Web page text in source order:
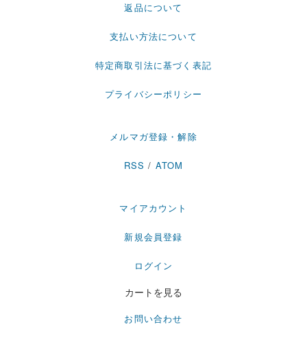
返品について
支払い方法について
特定商取引法に基づく表記
プライバシーポリシー
メルマガ登録・解除
RSS / ATOM
マイアカウント
新規会員登録
ログイン
カートを見る
お問い合わせ